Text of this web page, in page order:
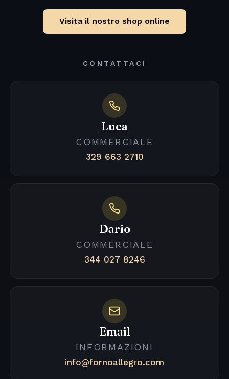
Visita il nostro shop online
CONTATTACI
Luca
COMMERCIALE
329 663 2710
Dario
COMMERCIALE
344 027 8246
Email
INFORMAZIONI
info@fornoallegro.com